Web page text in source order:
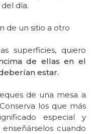
día.
de un sitio a otro
superficies, quiero
de ellas en el
estar.
de una mesa a
los que más
especial y
enseñárselos cuando